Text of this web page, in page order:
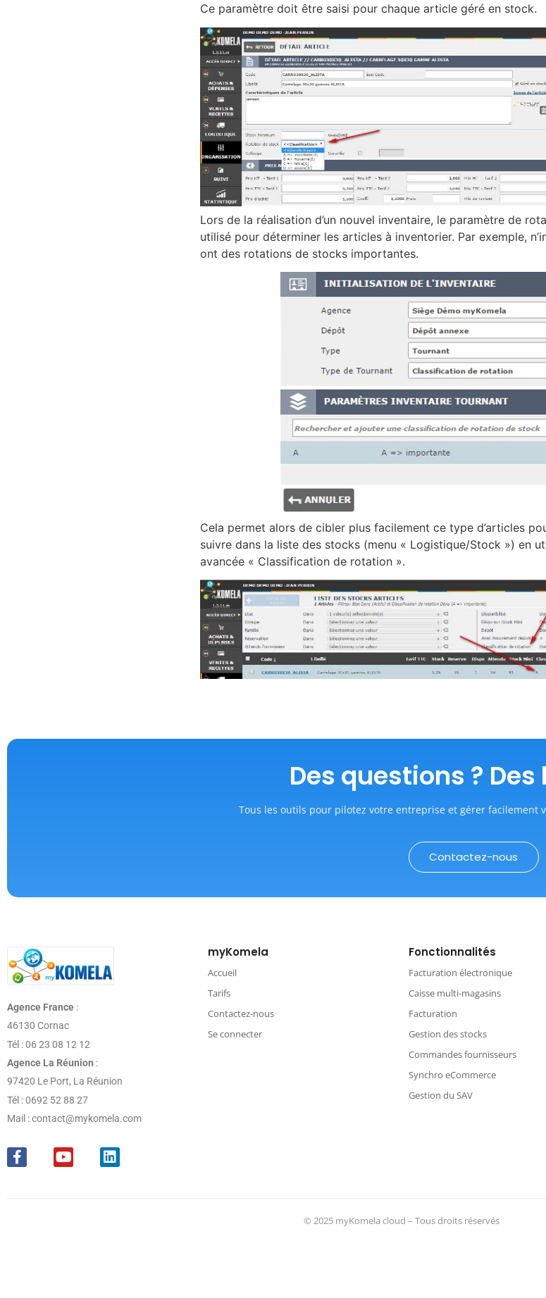
Ce paramètre doit être saisi pour chaque article géré en stock.
Lors de la réalisation d’un nouvel inventaire, le paramètre de
utilisé pour déterminer les articles à inventorier. Par exemple,
ont des rotations de stocks importantes.
Cela permet alors de cibler plus facilement ce type d’articles
suivre dans la liste des stocks (menu « Logistique/Stock ») en
avancée « Classification de rotation ».
Des questions ? Des
Tous les outils pour pilotez votre entreprise et gérer facilement
Contactez-nous
Agence France :
46130 Cornac
Tél : 06 23 08 12 12
Agence La Réunion :
97420 Le Port, La Réunion
Tél : 0692 52 88 27
Mail : contact@mykomela.com
myKomela
Accueil
Tarifs
Contactez-nous
Se connecter
Fonctionnalités
Facturation électronique
Caisse multi-magasins
Facturation
Gestion des stocks
Commandes fournisseurs
Synchro eCommerce
Gestion du SAV
© 2025 myKomela cloud – Tous droits réservés